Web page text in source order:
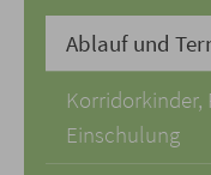
Ablauf und
Korridorkinder,
Einschulung